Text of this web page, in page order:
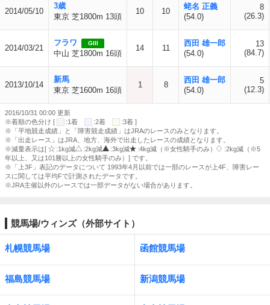
2014/05/10
3歳
東京 芝1800m 13頭
10 10
蛯名 正義
(54.0)
8
(26.3)
2014/03/21
フラワ GIII
中山 芝1800m 16頭
14 11
西田 雄一郎
(54.0)
13
(84.7)
2013/10/14
新馬
東京 芝1600m 16頭
1 8
西田 雄一郎
(54.0)
5
(12.3)
2016/10/31 00:00 更新
※着順の色分け [
:1着 :2着
:3着 ]
※「平地競走成績」と「障害競走成績」はJRAのレースのみとなります。
※「出走レース」はJRA、地方、海外で出走したレースの成績となります。
※減量表示は[
:1kg減 :2kg減 :3kg減 :4kg減（※女性騎手のみ）
:2kg減（※5
年以上、又は101勝以上の女性騎手のみ）] です。
※「上3F」表記のデータについて 1993年4月以前では一部のレースが上4F、障害レー
スに関しては平均Fで計測されたデータです。
※JRA主催以外のレースでは一部データがない場合があります。
競馬場/ウィンズ（外部サイト）
札幌競馬場 函館競馬場
福島競馬場 新潟競馬場